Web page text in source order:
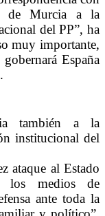
de Murcia a la
del PP”, ha
muy importante,
España
también a la
institucional del
ataque al Estado
medios de
ante toda la